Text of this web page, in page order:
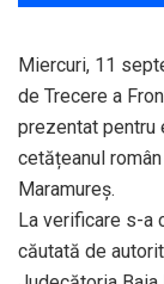
Miercuri, 11
de Trecere a
prezentat pentru
cetățeanul
Maramureș.
La verificare s-a
căutată de